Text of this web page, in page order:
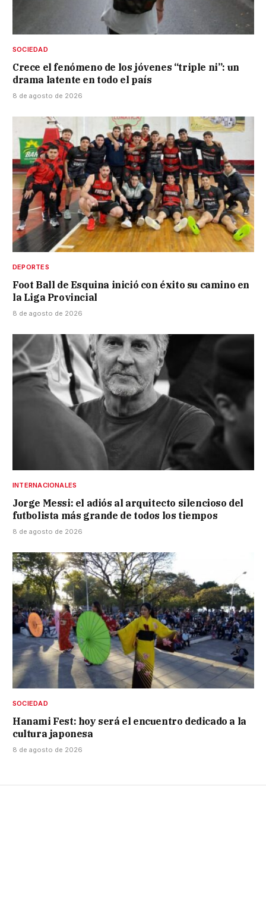
SOCIEDAD
Crece el fenómeno de los jóvenes “triple ni”: un
drama latente en todo el país
8 de agosto de 2026
DEPORTES
Foot Ball de Esquina inició con éxito su camino en
la Liga Provincial
8 de agosto de 2026
INTERNACIONALES
Jorge Messi: el adiós al arquitecto silencioso del
futbolista más grande de todos los tiempos
8 de agosto de 2026
SOCIEDAD
Hanami Fest: hoy será el encuentro dedicado a la
cultura japonesa
8 de agosto de 2026